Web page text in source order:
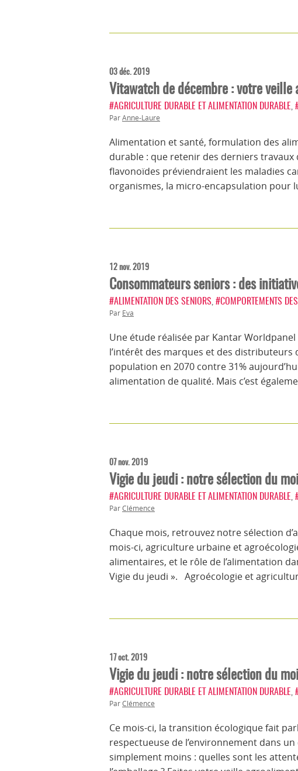
03 déc. 2019
Vitawatch de décembre : votre
#AGRICULTURE DURABLE ET ALIMENTATION DURABLE
ParAnne-Laure
Alimentation et santé, formulation des
durable : que retenir des derniers
flavonoïdes préviendraient les maladies
organismes, la micro-encapsulation
12 nov. 2019
Consommateurs seniors : des
#ALIMENTATION DES SENIORS #COMPORTEMENTS
Par Eva
Une étude réalisée par Kantar
l’intérêt des marques et des distributeurs
population en 2070 contre 31%
alimentation de qualité. Mais c’est
07 nov. 2019
Vigie du jeudi : notre sélection du
#AGRICULTURE DURABLE ET ALIMENTATION DURABLE
ParClémence
Chaque mois, retrouvez notre sélection
mois-ci, agriculture urbaine et
alimentaires, et le rôle de l’alimentation
Vigie du jeudi ». Agroécologie et
17 oct. 2019
Vigie du jeudi : notre sélection du
#AGRICULTURE DURABLE ET ALIMENTATION DURABLE
ParClémence
Ce mois-ci, la transition écologique fait
respectueuse de l’environnement dans
simplement moins : quelles sont les